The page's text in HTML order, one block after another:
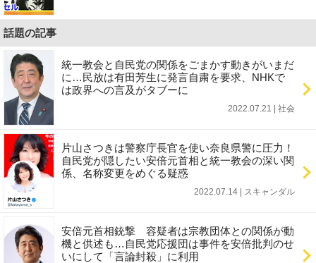
話題の記事
統一教会と自民党の関係をごまかす動きがいまだ
に…民放は有田芳生に発言自粛を要求、NHKで
は政界への言及がタブーに
2022.07.21 | 社会
片山さつきは警察庁長官を使い奈良県警に圧力！
自民党が隠したい安倍元首相と統一教会の深い関
係、名称変更をめぐる疑惑
2022.07.14 | スキャンダル
安倍元首相銃撃 容疑者は宗教団体との関係が動
機と供述も…自民党応援団は事件を安倍批判のせ
いにして「言論封殺」に利用